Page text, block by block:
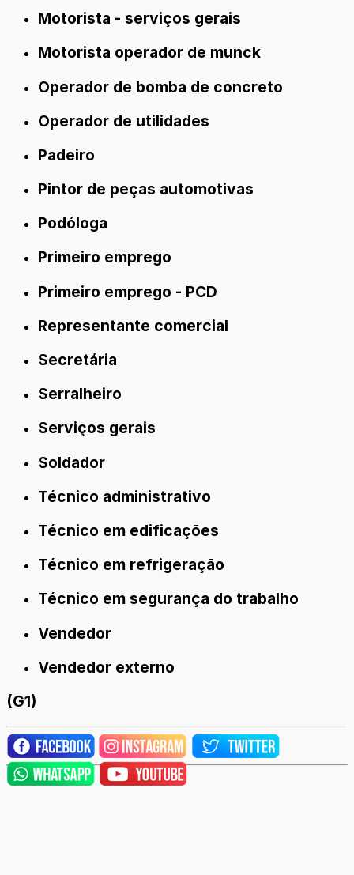
Motorista - serviços gerais
Motorista operador de munck
Operador de bomba de concreto
Operador de utilidades
Padeiro
Pintor de peças automotivas
Podóloga
Primeiro emprego
Primeiro emprego - PCD
Representante comercial
Secretária
Serralheiro
Serviços gerais
Soldador
Técnico administrativo
Técnico em edificações
Técnico em refrigeração
Técnico em segurança do trabalho
Vendedor
Vendedor externo
(G1)